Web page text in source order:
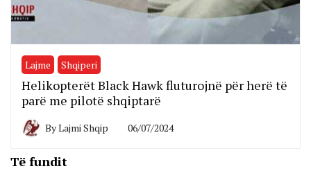
Lajme Shqiperi
Helikopterët Black Hawk fluturojnë për herë të
parë me pilotë shqiptarë
ByLajmi Shqip 06/07/2024
Të fundit